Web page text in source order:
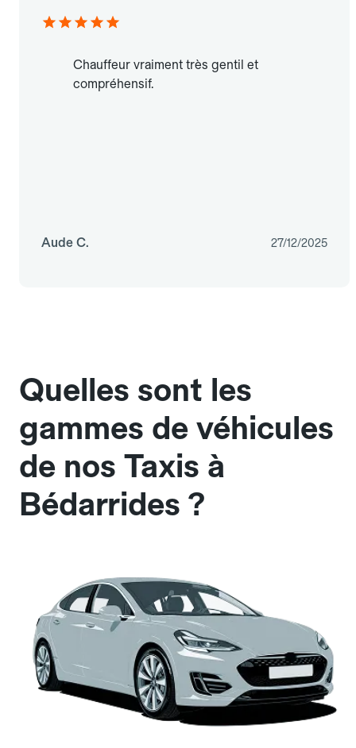
Chauffeur vraiment très gentil et
compréhensif.
Aude C. 27/12/2025
Quelles sont les
gammes de véhicules
de nos Taxis à
Bédarrides ?